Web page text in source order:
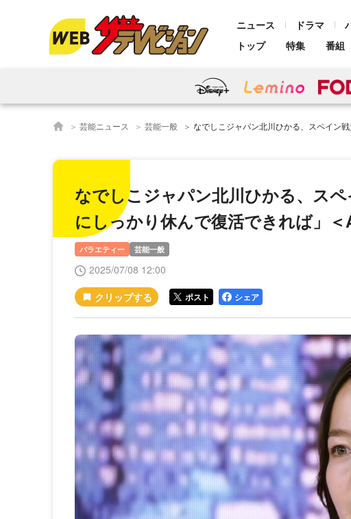
ニュース ドラマ
トップ
特集 番組
芸能ニュース 芸能一般 なでしこジャパン北川ひかる、スペイン戦負傷に言及「この機会にしっかり
なでしこジャパン北川ひかる、ス
にしっかり休んで復活できれば」
バラエティー 芸能一般
2025/07/08 12:00
ポスト シェア